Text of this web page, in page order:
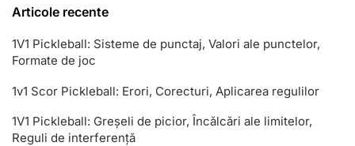
Articole recente
1V1 Pickleball: Sisteme de punctaj, Valori ale punctelor,
Formate de joc
1v1 Scor Pickleball: Erori, Corecturi, Aplicarea regulilor
1V1 Pickleball: Greșeli de picior, Încălcări ale limitelor,
Reguli de interferență